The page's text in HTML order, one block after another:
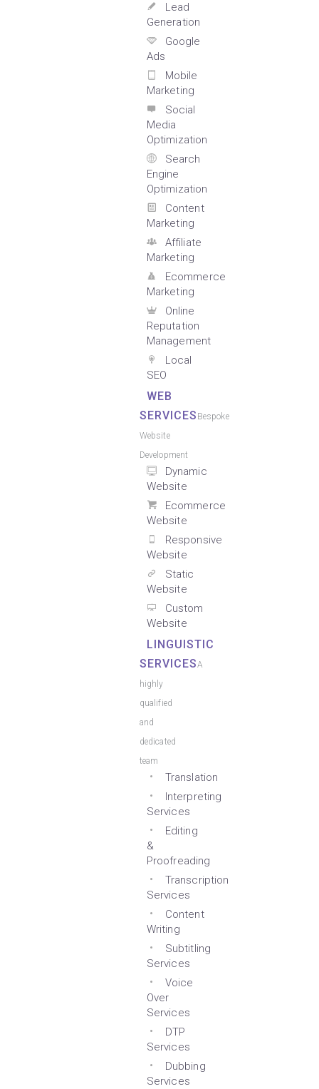
Lead
Generation
Google
Ads
Mobile
Marketing
Social
Media
Optimization
Search
Engine
Optimization
Content
Marketing
Affiliate
Marketing
Ecommerce
Marketing
Online
Reputation
Management
Local
SEO
WEB
SERVICES Bespoke
Website
Development
Dynamic
Website
Ecommerce
Website
Responsive
Website
Static
Website
Custom
Website
LINGUISTIC
SERVICESA
highly
qualified
and
dedicated
team
Translation
Interpreting
Services
Editing
&
Proofreading
Transcription
Services
Content
Writing
Subtitling
Services
Voice
Over
Services
DTP
Services
Dubbing
Services